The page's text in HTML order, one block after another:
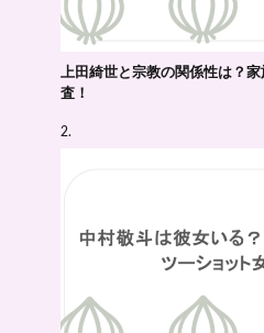
上田綺世と宗教の関係性は？
査！